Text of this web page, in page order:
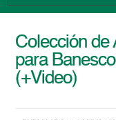
Colección de
para
(+Video)